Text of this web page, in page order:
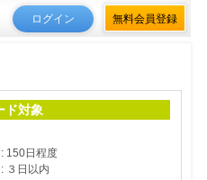
ログイン 無料会員登録
ド対象
: 150日程度
: ３日以内